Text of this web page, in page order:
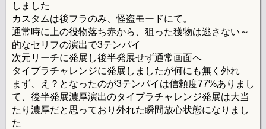
しました
カスタムは後フラのみ、怪盗モードにて。
通常時に上の役物落ち赤から、狙った獲物は逃さない～
的なセリフの演出で3テンパイ
次元リーチに発展し後半発展せず通常画面へ
タイプラチャレンジに発展しましたが何にも無く外れ
まず、え？となったのが3テンパイは信頼度77%ありまし
て、後半発展濃厚演出のタイプラチャレンジ発展は大当
たり濃厚だと思っており外れた瞬間放心状態になりまし
た